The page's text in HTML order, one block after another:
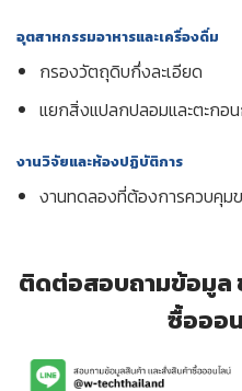
อุตสาหกรรมอาหารและเครื่องดื่ม
กรองวัตถุดิบกึ่งละเอียด
แยกสิ่งแปลกปลอมและตะกอ
งานวิจัยและห้องปฏิบัติการ
งานทดลองที่ต้องการควบคุม
ติดต่อสอบถามข้อมูล
ซื้อออ